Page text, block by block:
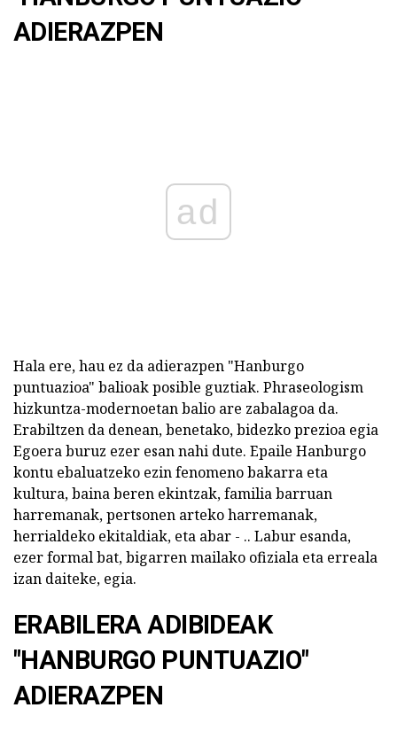
ADIERAZPEN
ad
Hala ere, hau ez da adierazpen "Hanburgo
puntuazioa" balioak posible guztiak. Phraseologism
hizkuntza-modernoetan balio are zabalagoa da.
Erabiltzen da denean, benetako, bidezko prezioa egia
Egoera buruz ezer esan nahi dute. Epaile Hanburgo
kontu ebaluatzeko ezin fenomeno bakarra eta
kultura, baina beren ekintzak, familia barruan
harremanak, pertsonen arteko harremanak,
herrialdeko ekitaldiak, eta abar - .. Labur esanda,
ezer formal bat, bigarren mailako ofiziala eta erreala
izan daiteke, egia.
ERABILERA ADIBIDEAK
"HANBURGO PUNTUAZIO"
ADIERAZPEN